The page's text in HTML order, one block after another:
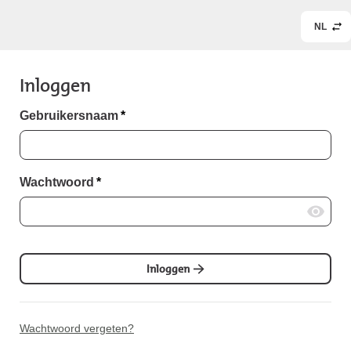
NL
Inloggen
Gebruikersnaam*
Wachtwoord *
Inloggen
Wachtwoord vergeten?